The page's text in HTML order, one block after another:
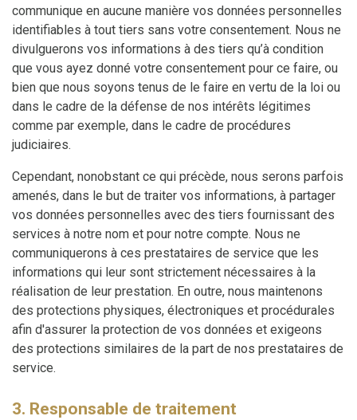
communique en aucune manière vos données personnelles
identifiables à tout tiers sans votre consentement. Nous ne
divulguerons vos informations à des tiers qu’à condition
que vous ayez donné votre consentement pour ce faire, ou
bien que nous soyons tenus de le faire en vertu de la loi ou
dans le cadre de la défense de nos intérêts légitimes
comme par exemple, dans le cadre de procédures
judiciaires.
Cependant, nonobstant ce qui précède, nous serons parfois
amenés, dans le but de traiter vos informations, à partager
vos données personnelles avec des tiers fournissant des
services à notre nom et pour notre compte. Nous ne
communiquerons à ces prestataires de service que les
informations qui leur sont strictement nécessaires à la
réalisation de leur prestation. En outre, nous maintenons
des protections physiques, électroniques et procédurales
afin d'assurer la protection de vos données et exigeons
des protections similaires de la part de nos prestataires de
service.
3. Responsable de traitement